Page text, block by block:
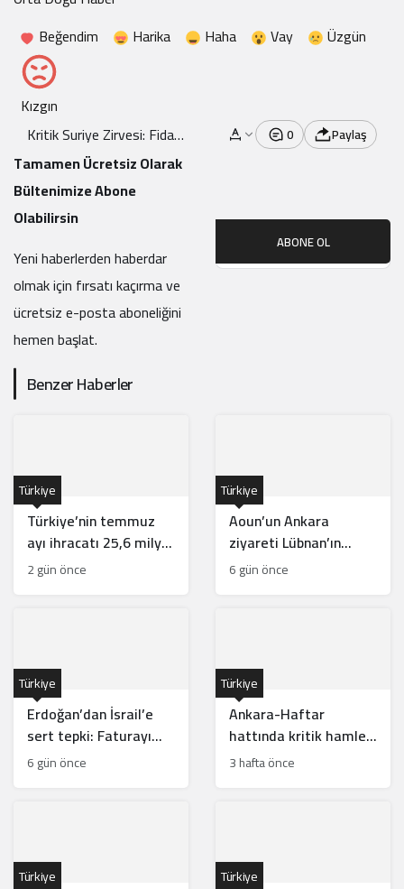
Beğendim
Harika Haha Vay Üzgün
Kızgın
Kritik Suriye Zirvesi: Fidan
Ve Barrack Bir Araya Geldi
0 Paylaş
Tamamen Ücretsiz Olarak
Bültenimize Abone
Olabilirsin
Yeni haberlerden haberdar
olmak için fırsatı kaçırma ve
ücretsiz e-posta aboneliğini
hemen başlat.
ABONE OL
Benzer Haberler
Türkiye’nin temmuz
ayı ihracatı 25,6 milyar
dolarla rekor kırdı
Türkiye
2 gün önce
Aoun’un Ankara
ziyareti Lübnan’ın
güneyinde Türk
gücünün önünü açar
Türkiye
6 gün önce
Erdoğan’dan İsrail’e
sert tepki: Faturayı
tüm bölge ödüyor
Türkiye
6 gün önce
Ankara-Haftar
hattında kritik hamle:
Mısır için risk mi?
Türkiye
3 hafta önce
Türkiye Türkiye